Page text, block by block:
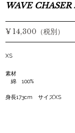
WAVE CHASER
¥ 14,300（税別）
XS
素材
綿 100%
身長173cm サイズXS